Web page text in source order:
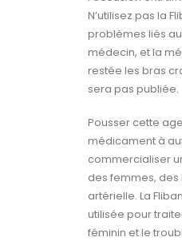
N’utilisez pas la
problèmes liés
médecin, et la
restée les bras
sera pas publiée.
Pousser cette
médicament à
commercialiser
des femmes,
artérielle. La
utilisée pour
féminin et le